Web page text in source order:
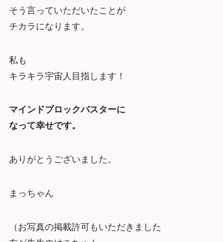
そう言っていただいたことが
チカラになります。
私も
キラキラ宇宙人目指します！
マインドブロックバスターに
なって幸せです。
ありがとうございました。
まっちゃん
（お写真の掲載許可もいただきました